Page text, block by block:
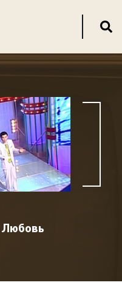
Любовь